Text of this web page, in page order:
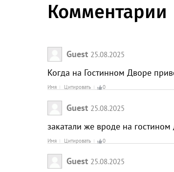
Комментарии
Guest 25.08.2025
Когда на Гостинном Дворе
Имя Цитировать 0
Guest 25.08.2025
закатали же вроде на
Имя Цитировать 0
Guest 25.08.2025